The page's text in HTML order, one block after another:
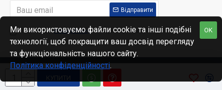
КУПИТИ
Відправити
Я прочитав Privacy Policy і згоден з умовами
Copyright © 2022, Kidobo, All Rights Reserved
OK
Ми використовуємо файли cookie та інші подібні
технології, щоб покращити ваш досвід перегляду
та функціональність нашого сайту.
Політика конфіденційності.